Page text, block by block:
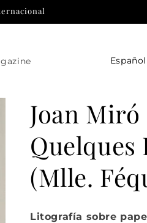
o
a
Español
Joan
Quelques
(Mlle.
Litografía sobre